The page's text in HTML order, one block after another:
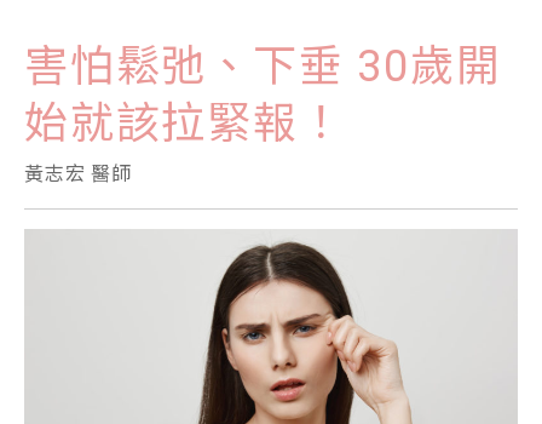
害怕鬆弛、下垂 30歲開
始就該拉緊報！
黃志宏 醫師